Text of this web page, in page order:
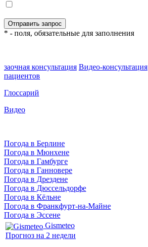
* - поля, обязательные для заполнения
заочная консультация Видео-консультация
пациентов
Глоссарий
Видео
Погода в Берлине
Погода в Мюнхене
Погода в Гамбурге
Погода в Ганновере
Погода в Дрездене
Погода в Дюссельдорфе
Погода в Кёльне
Погода в Франкфурт-на-Майне
Погода в Эссене
Gismeteo
Прогноз на 2 недели